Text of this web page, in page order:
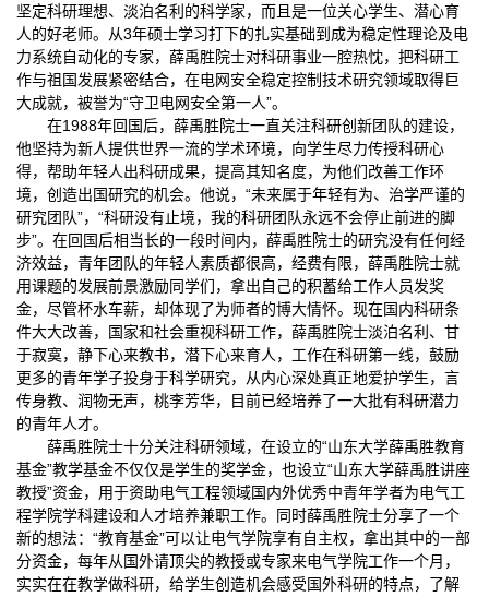
坚定科研理想、淡泊名利的科学家，而且是一位关心学生、潜心育
人的好老师。从3年硕士学习打下的扎实基础到成为稳定性理论及电
力系统自动化的专家，薛禹胜院士对科研事业一腔热忱，把科研工
作与祖国发展紧密结合，在电网安全稳定控制技术研究领域取得巨
大成就，被誉为“守卫电网安全第一人”。
在1988年回国后，薛禹胜院士一直关注科研创新团队的建设，
他坚持为新人提供世界一流的学术环境，向学生尽力传授科研心
得，帮助年轻人出科研成果，提高其知名度，为他们改善工作环
境，创造出国研究的机会。他说，“未来属于年轻有为、治学严谨的
研究团队”，“科研没有止境，我的科研团队永远不会停止前进的脚
步”。在回国后相当长的一段时间内，薛禹胜院士的研究没有任何经
济效益，青年团队的年轻人素质都很高，经费有限，薛禹胜院士就
用课题的发展前景激励同学们，拿出自己的积蓄给工作人员发奖
金，尽管杯水车薪，却体现了为师者的博大情怀。现在国内科研条
件大大改善，国家和社会重视科研工作，薛禹胜院士淡泊名利、甘
于寂寞，静下心来教书，潜下心来育人，工作在科研第一线，鼓励
更多的青年学子投身于科学研究，从内心深处真正地爱护学生，言
传身教、润物无声，桃李芳华，目前已经培养了一大批有科研潜力
的青年人才。
薛禹胜院士十分关注科研领域，在设立的“山东大学薛禹胜教育
基金”教学基金不仅仅是学生的奖学金，也设立“山东大学薛禹胜讲座
教授”资金，用于资助电气工程领域国内外优秀中青年学者为电气工
程学院学科建设和人才培养兼职工作。同时薛禹胜院士分享了一个
新的想法：“教育基金”可以让电气学院享有自主权，拿出其中的一部
分资金，每年从国外请顶尖的教授或专家来电气学院工作一个月，
实实在在教学做科研，给学生创造机会感受国外科研的特点，了解